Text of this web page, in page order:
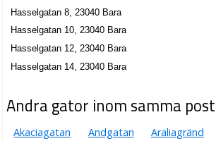
Hasselgatan 8, 23040 Bara
Hasselgatan 10, 23040 Bara
Hasselgatan 12, 23040 Bara
Hasselgatan 14, 23040 Bara
Andra gator inom samma
Akaciagatan Andgatan Araliagränd